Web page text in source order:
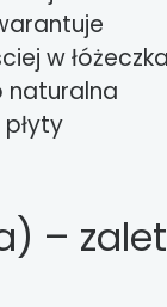
w
naturalna
–